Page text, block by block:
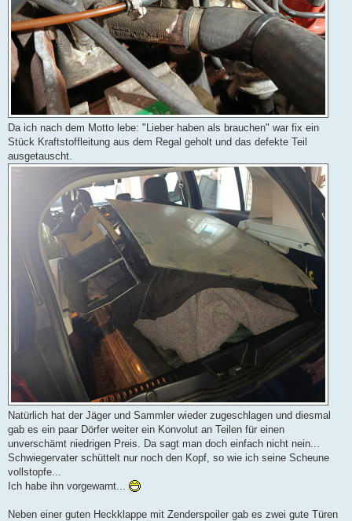
Da ich nach dem Motto lebe: "Lieber haben als brauchen" war fix ein
Stück Kraftstoffleitung aus dem Regal geholt und das defekte Teil
ausgetauscht.
Natürlich hat der Jäger und Sammler wieder zugeschlagen und diesmal
gab es ein paar Dörfer weiter ein Konvolut an Teilen für einen
unverschämt niedrigen Preis. Da sagt man doch einfach nicht nein...
Schwiegervater schüttelt nur noch den Kopf, so wie ich seine Scheune
vollstopfe...
Ich habe ihn vorgewarnt...
Neben einer guten Heckklappe mit Zenderspoiler gab es zwei gute Türen